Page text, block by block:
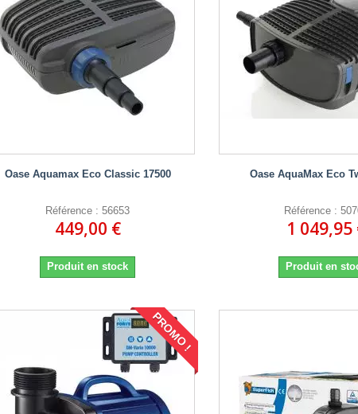
Oase Aquamax Eco Classic 17500
Référence : 56653
449,00 €
Produit en stock
Oase AquaMax Eco
Référence :
1 049,95
Produit en
PROMO !